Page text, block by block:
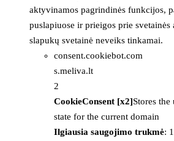
aktyvinamos pagrindinės funkcijos,
puslapiuose ir prieigos prie svetainės
slapukų svetainė neveiks tinkamai.
consent.cookiebot.com
s.meliva.lt
2
CookieConsent [x2]Stores
state for the current domain
Ilgiausia saugojimo trukmė: